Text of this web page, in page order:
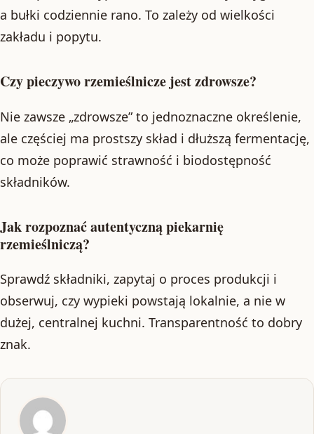
a bułki codziennie rano. To zależy od wielkości
zakładu i popytu.
Czy pieczywo rzemieślnicze jest zdrowsze?
Nie zawsze „zdrowsze” to jednoznaczne określenie,
ale częściej ma prostszy skład i dłuższą fermentację,
co może poprawić strawność i biodostępność
składników.
Jak rozpoznać autentyczną piekarnię
rzemieślniczą?
Sprawdź składniki, zapytaj o proces produkcji i
obserwuj, czy wypieki powstają lokalnie, a nie w
dużej, centralnej kuchni. Transparentność to dobry
znak.